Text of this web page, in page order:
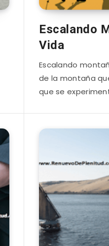
Escalando
Vida
Escalando
de la montaña
que se